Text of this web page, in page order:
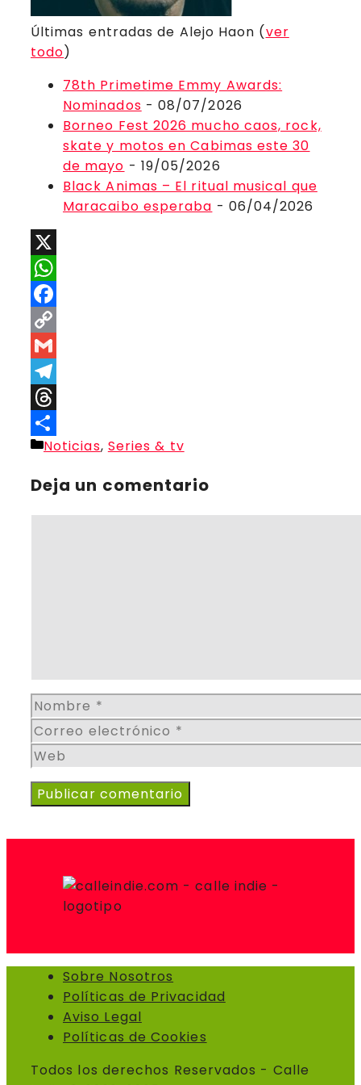
Últimas entradas de Alejo Haon (ver
todo)
78th Primetime Emmy Awards:
Nominados - 08/07/2026
Borneo Fest 2026 mucho caos, rock,
skate y motos en Cabimas este 30
de mayo - 19/05/2026
Black Animas – El ritual musical que
Maracaibo esperaba - 06/04/2026
X
WhatsApp
Facebook
Copy
Link
Gmail
Telegram
Threads
Compartir
Categorías
Noticias, Series & tv
Deja un comentario
Nombre
Correo
electrónico
Web
Sobre Nosotros
Políticas de Privacidad
Aviso Legal
Políticas de Cookies
Todos los derechos Reservados - Calle